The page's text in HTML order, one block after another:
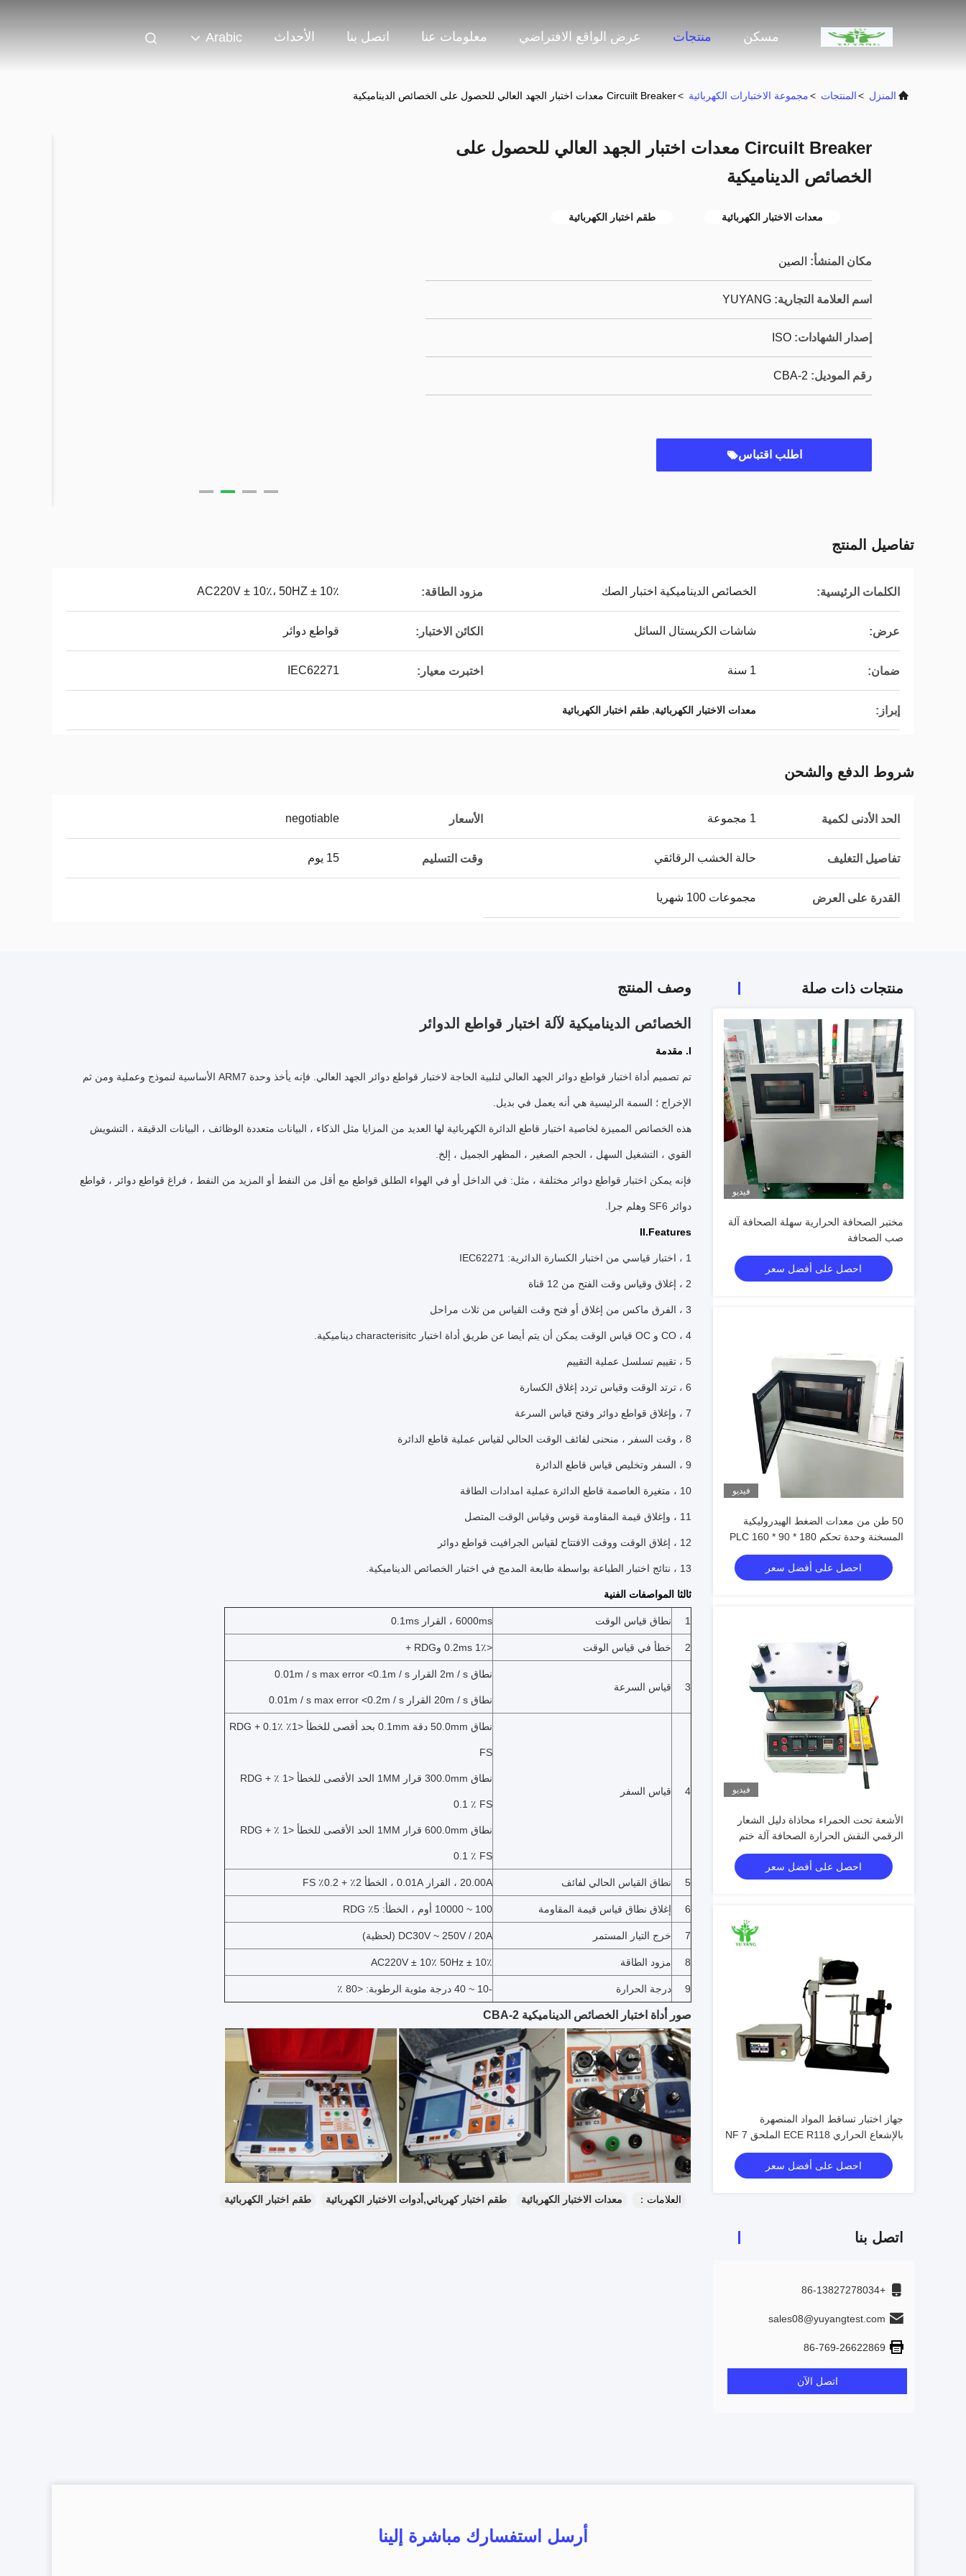
مسكن منتجات عرض الواقع الافتراضي معلومات عنا اتصل بنا الأحداث Arabic
المنزل >المنتجات >مجموعة الاختبارات الكهربائية >Circuilt Breaker معدات اختبار الجهد العالي للحصول على الخصائص الديناميكية
Circuilt Breaker معدات اختبار الجهد العالي للحصول على
الخصائص الديناميكية
معدات الاختبار الكهربائية طقم اختبار الكهربائية
مكان المنشأ: الصين
اسم العلامة التجارية: YUYANG
إصدار الشهادات: ISO
رقم الموديل: CBA-2
اطلب اقتباس
تفاصيل المنتج
الكلمات الرئيسية: الخصائص الديناميكية اختبار الصك مزود الطاقة: AC220V ± 10٪، 50HZ ± 10٪
عرض: شاشات الكريستال السائل الكائن الاختبار: قواطع دوائر
ضمان: 1 سنة اختبرت معيار: IEC62271
إبراز: معدات الاختبار الكهربائية, طقم اختبار الكهربائية
شروط الدفع والشحن
الحد الأدنى لكمية 1 مجموعة الأسعار negotiable
تفاصيل التغليف حالة الخشب الرقائقي وقت التسليم 15 يوم
القدرة على العرض مجموعات 100 شهريا
منتجات ذات صلة
فيديو
مختبر الصحافة الحرارية سهلة الصحافة آلة
صب الصحافة
احصل على أفضل سعر
فيديو
50 طن من معدات الضغط الهيدروليكية
المسخنة وحدة تحكم PLC 160 * 90 * 180
احصل على أفضل سعر
فيديو
الأشعة تحت الحمراء محاذاة دليل الشعار
الرقمي النقش الحرارة الصحافة آلة ختم
الساخنة
احصل على أفضل سعر
جهاز اختبار تساقط المواد المنصهرة
بالإشعاع الحراري ECE R118 الملحق 7 NF
P92 505
احصل على أفضل سعر
اتصل بنا
+86-13827278034
sales08@yuyangtest.com
86-769-26622869
اتصل الآن
وصف المنتج
الخصائص الديناميكية لآلة اختبار قواطع الدوائر
I. مقدمة
تم تصميم أداة اختبار قواطع دوائر الجهد العالي لتلبية الحاجة لاختبار قواطع دوائر الجهد العالي. فإنه يأخذ وحدة ARM7 الأساسية لنموذج وعملية ومن ثم
الإخراج ؛ السمة الرئيسية هي أنه يعمل في بديل.
هذه الخصائص المميزة لخاصية اختبار قاطع الدائرة الكهربائية لها العديد من المزايا مثل الذكاء ، البيانات متعددة الوظائف ، البيانات الدقيقة ، التشويش
القوي ، التشغيل السهل ، الحجم الصغير ، المظهر الجميل ، إلخ.
فإنه يمكن اختبار قواطع دوائر مختلفة ، مثل: في الداخل أو في الهواء الطلق قواطع مع أقل من النفط أو المزيد من النفط ، فراغ قواطع دوائر ، قواطع
دوائر SF6 وهلم جرا.
II.Features
1 ، اختبار قياسي من اختبار الكسارة الدائرية: IEC62271
2 ، إغلاق وقياس وقت الفتح من 12 قناة
3 ، الفرق ماكس من إغلاق أو فتح وقت القياس من ثلاث مراحل
4 ، CO و OC قياس الوقت يمكن أن يتم أيضا عن طريق أداة اختبار characterisitc ديناميكية.
5 ، تقييم تسلسل عملية التقييم
6 ، ترتد الوقت وقياس تردد إغلاق الكسارة
7 ، وإغلاق قواطع دوائر وفتح قياس السرعة
8 ، وقت السفر ، منحنى لفائف الوقت الحالي لقياس عملية قاطع الدائرة
9 ، السفر وتخليص قياس قاطع الدائرة
10 ، متغيرة العاصمة قاطع الدائرة عملية امدادات الطاقة
11 ، وإغلاق قيمة المقاومة قوس وقياس الوقت المتصل
12 ، إغلاق الوقت ووقت الافتتاح لقياس الجرافيت قواطع دوائر
13 ، نتائج اختبار الطباعة بواسطة طابعة المدمج في اختبار الخصائص الديناميكية.
ثالثا المواصفات الفنية
1 نطاق قياس الوقت 6000ms ، القرار 0.1ms
2 خطأ في قياس الوقت <1٪ 0.2ms وRDG +
3 قياس السرعة
نطاق 2m / s القرار 0.01m / s max error <0.1m / s
نطاق 20m / s القرار 0.01m / s max error <0.2m / s
4 قياس السفر
نطاق 50.0mm دقة 0.1mm بحد أقصى للخطأ <1٪ RDG + 0.1٪
FS
نطاق 300.0mm قرار 1MM الحد الأقصى للخطأ <1 ٪ RDG +
0.1 ٪ FS
نطاق 600.0mm قرار 1MM الحد الأقصى للخطأ <1 ٪ RDG +
0.1 ٪ FS
5 نطاق القياس الحالي لفائف 20.00A ، القرار 0.01A ، الخطأ 2٪ + 0.2٪ FS
6 إغلاق نطاق قياس قيمة المقاومة 100 ~ 10000 أوم ، الخطأ: 5٪ RDG
7 خرج التيار المستمر DC30V ~ 250V / 20A (لحظية)
8 مزود الطاقة AC220V ± 10٪ 50Hz ± 10٪
9 درجة الحرارة -10 ~ 40 درجة مئوية الرطوبة: <80 ٪
صور أداة اختبار الخصائص الديناميكية CBA-2
العلامات： معدات الاختبار الكهربائية طقم اختبار كهربائي,أدوات الاختبار الكهربائية طقم اختبار الكهربائية
أرسل استفسارك مباشرة إلينا